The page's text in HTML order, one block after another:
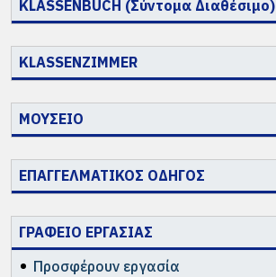
KLASSENBUCH (Σύντομα Διαθέσιμο)
KLASSENZIMMER
ΜΟΥΣΕΙΟ
ΕΠΑΓΓΕΛΜΑΤΙΚΟΣ ΟΔΗΓΟΣ
ΓΡΑΦΕΙΟ ΕΡΓΑΣΙΑΣ
Προσφέρουν εργασία